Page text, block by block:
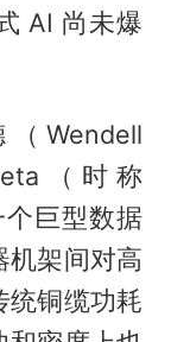
AI 尚未爆
Wendell
（时称
巨型数据
机架间对高
统铜缆功耗